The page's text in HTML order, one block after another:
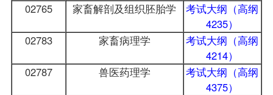
02765
家畜解剖及组织胚胎学
考试大纲（高纲
4235）
02783
家畜病理学
考试大纲（高纲
4214）
02787
兽医药理学
考试大纲（高纲
4375）